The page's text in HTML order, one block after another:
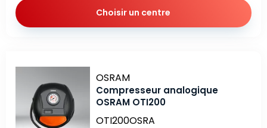
Choisir un centre
Marque
OSRAM
Compresseur analogique
OSRAM OTI200
OTI200OSRA